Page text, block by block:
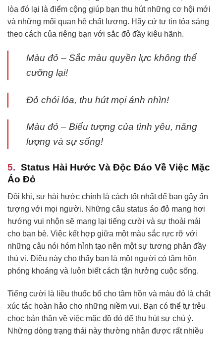
lòa đó lại là điểm cộng giúp bạn thu hút những cơ hội mới
và những mối quan hệ chất lượng. Hãy cứ tự tin tỏa sáng
theo cách của riêng bạn với sắc đỏ đầy kiêu hãnh.
Màu đỏ – Sắc màu quyền lực không thể
cưỡng lại!
Đỏ chói lóa, thu hút mọi ánh nhìn!
Màu đỏ – Biểu tượng của tình yêu, năng
lượng và sự sống!
Status Hài Hước Và Độc Đáo Về Việc Mặc
Áo Đỏ
Đôi khi, sự hài hước chính là cách tốt nhất để bạn gây ấn
tượng với mọi người. Những câu status áo đỏ mang hơi
hướng vui nhộn sẽ mang lại tiếng cười và sự thoải mái
cho bạn bè. Việc kết hợp giữa một màu sắc rực rỡ với
những câu nói hóm hỉnh tạo nên một sự tương phản đầy
thú vị. Điều này cho thấy bạn là một người có tâm hồn
phóng khoáng và luôn biết cách tận hưởng cuộc sống.
Tiếng cười là liều thuốc bổ cho tâm hồn và màu đỏ là chất
xúc tác hoàn hảo cho những niềm vui. Bạn có thể tự trêu
chọc bản thân về việc mặc đồ đỏ để thu hút sự chú ý.
Những dòng trạng thái này thường nhận được rất nhiều